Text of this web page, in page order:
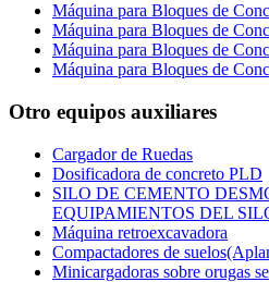
Máquina para Bloques de
Máquina para Bloques de
Máquina para Bloques de
Máquina para Bloques de
Otro equipos auxiliares
Cargador de Ruedas
Dosificadora de concreto PLD
SILO DE CEMENTO
EQUIPAMIENTOS DEL
Máquina retroexcavadora
Compactadores de
Minicargadoras sobre orugas